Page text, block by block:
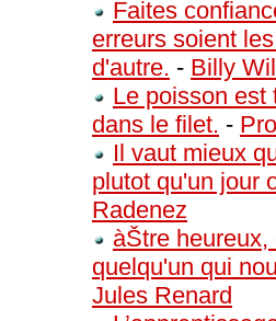
Faites
erreurs soient
d'autre. - Billy
Le poisson est
dans le filet. -
Il vaut mieux
plutot qu'un jour
Radenez
àŠtre
quelqu'un qui
Jules Renard